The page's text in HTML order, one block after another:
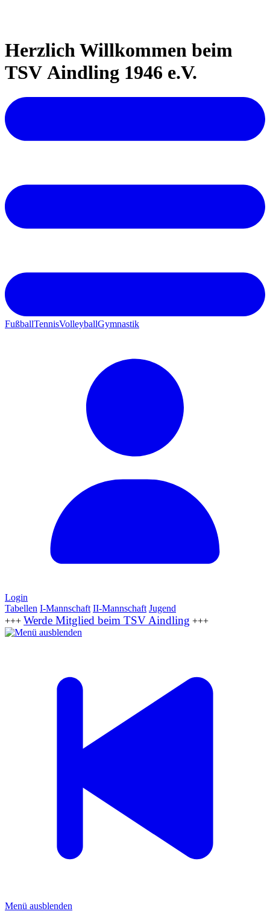
Herzlich Willkommen beim
TSV Aindling 1946 e.V.
FußballTennisVolleyballGymnastik
Login
Tabellen I-Mannschaft II-Mannschaft Jugend
+++ Werde Mitglied beim TSV Aindling +++
Menü ausblenden